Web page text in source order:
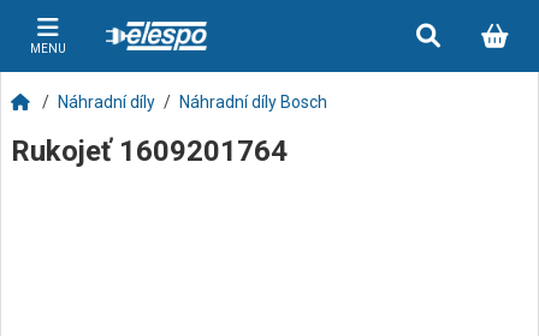
MENU
Náhradní díly Náhradní díly Bosch
Rukojeť 1609201764